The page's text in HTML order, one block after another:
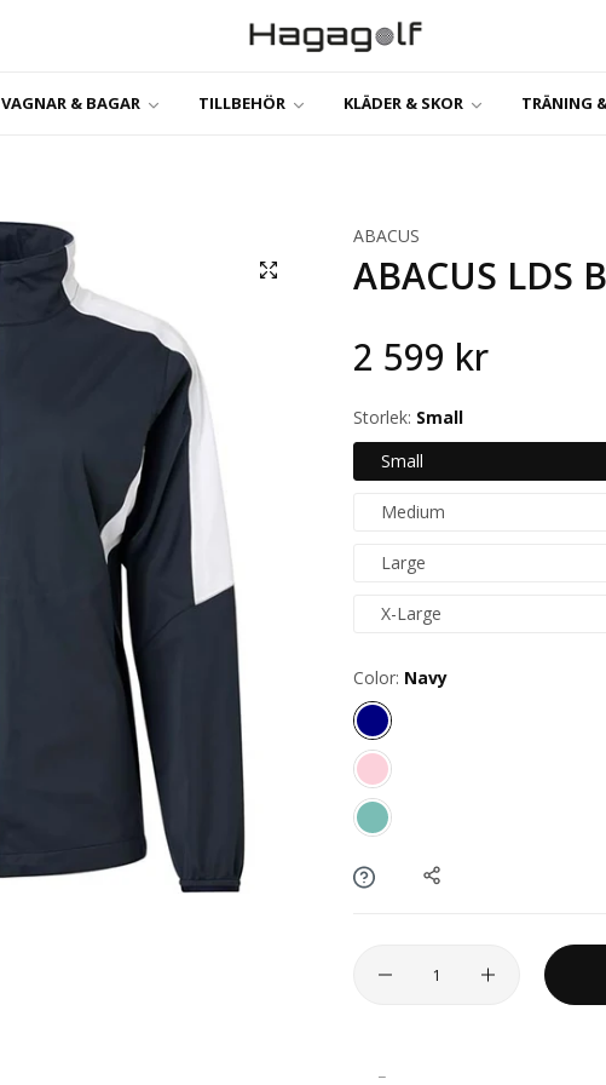
VAGNAR & BAGAR TILLBEHÖR KLÄDER & SKOR TRÄNING
ABACUS
ABACUS LDS
2 599 kr
Storlek: Small
Small
Medium
Large
X-Large
Color: Navy